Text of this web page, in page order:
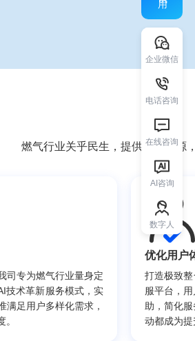
燃气行业关乎民生，提供清洁能源
司专为燃气行业量身定
技术革新服务模式，实
满足用户多样化需求，
优化用户
打造极致
服平台，
助，简化
动都成为
企业微信
电话咨询
在线咨询
AI咨询
数字人